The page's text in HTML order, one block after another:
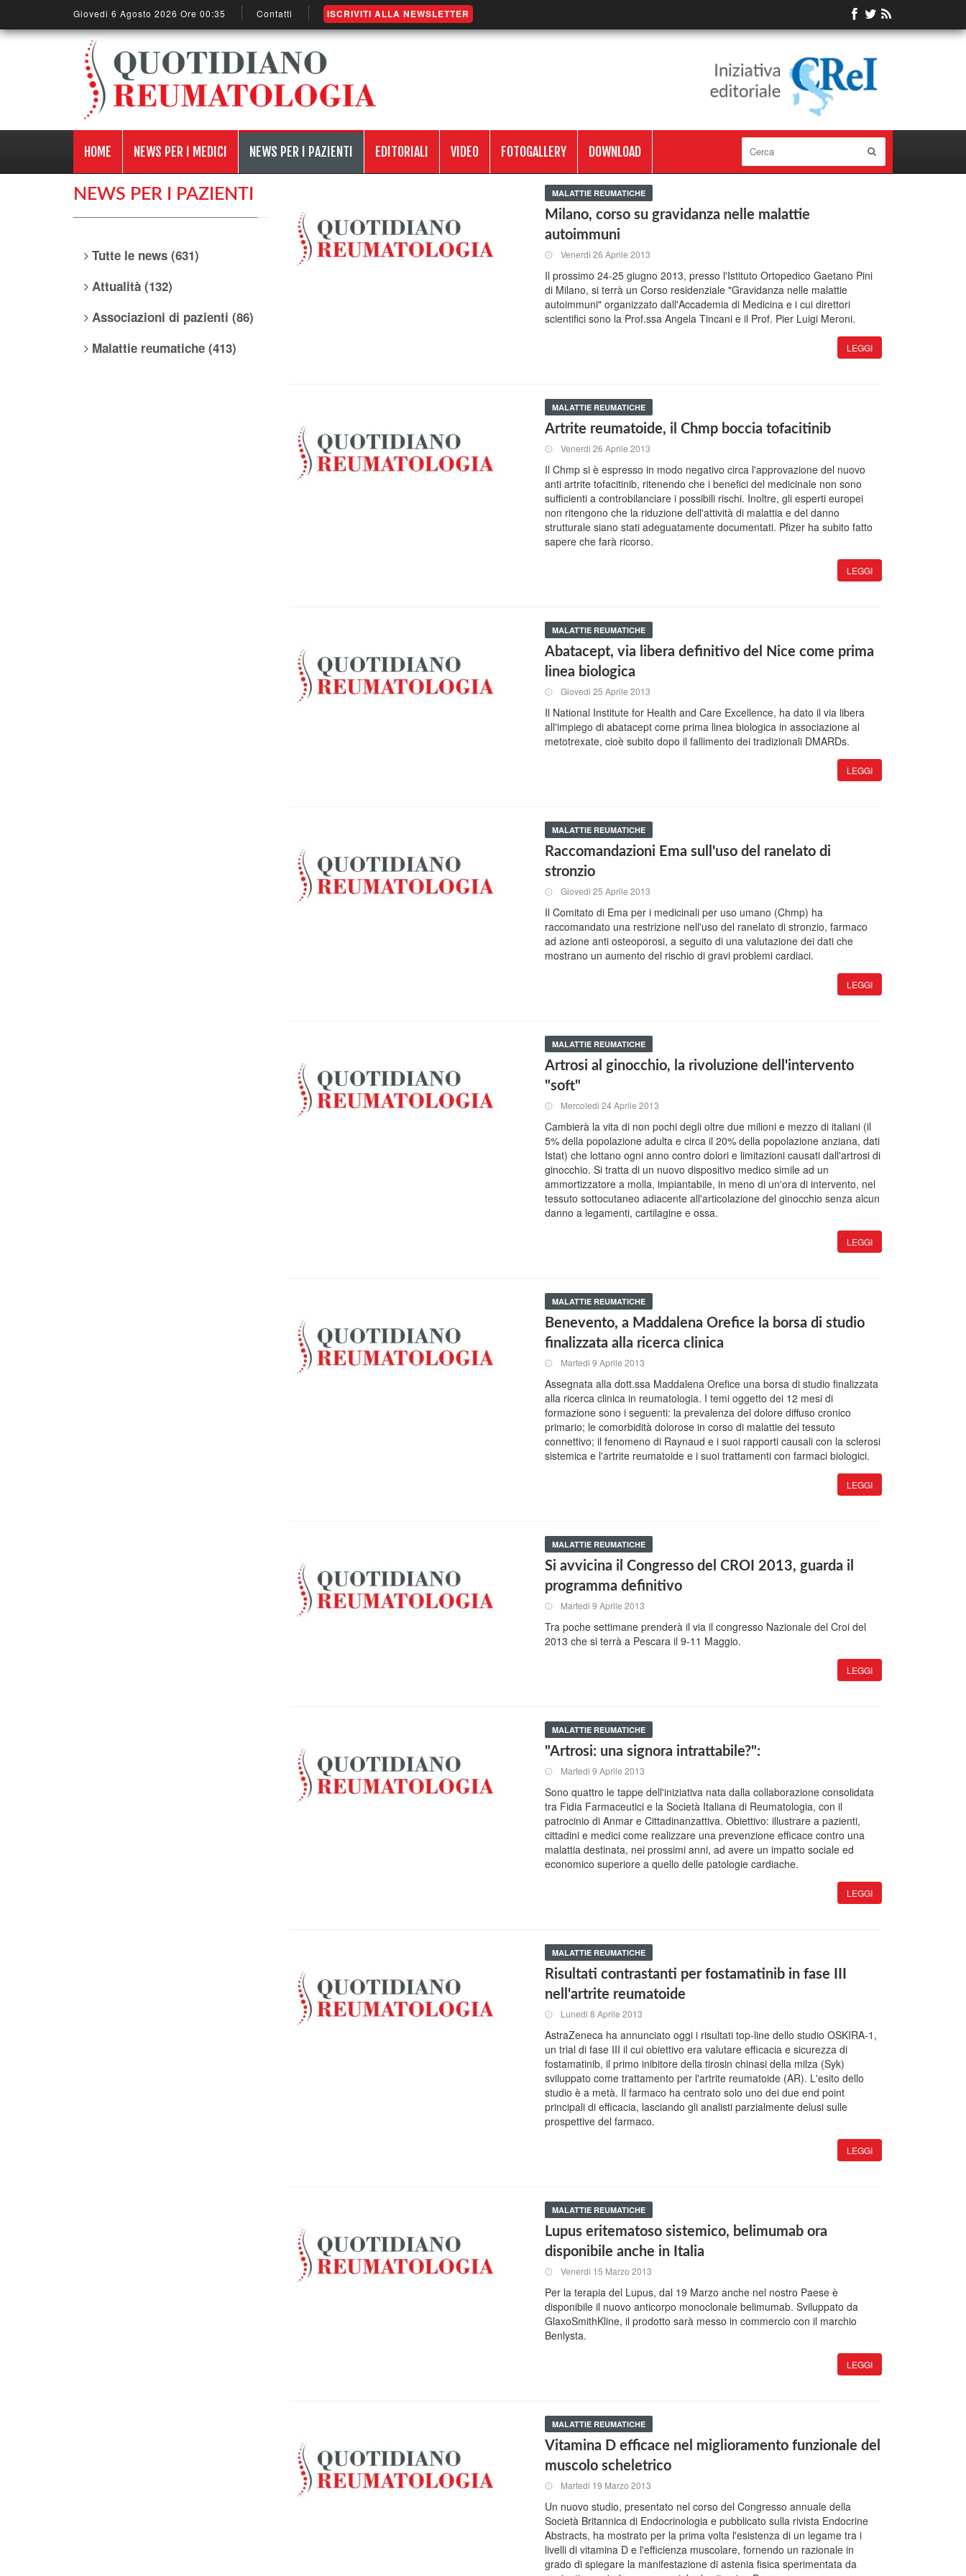
Giovedi 6 Agosto 2026 Ore 00:35 Contatti ISCRIVITI ALLA NEWSLETTER
HOME NEWS PER I MEDICI NEWS PER I PAZIENTI EDITORIALI VIDEO FOTOGALLERY DOWNLOAD
NEWS PER I PAZIENTI
Tutte le news (631)
Attualità (132)
Associazioni di pazienti (86)
Malattie reumatiche (413)
MALATTIE REUMATICHE
Milano, corso su gravidanza nelle malattie
autoimmuni
Venerdi 26 Aprile 2013
Il prossimo 24-25 giugno 2013, presso l'Istituto Ortopedico Gaetano Pini
di Milano, si terrà un Corso residenziale "Gravidanza nelle malattie
autoimmuni" organizzato dall'Accademia di Medicina e i cui direttori
scientifici sono la Prof.ssa Angela Tincani e il Prof. Pier Luigi Meroni.
LEGGI
MALATTIE REUMATICHE
Artrite reumatoide, il Chmp boccia tofacitinib
Venerdi 26 Aprile 2013
Il Chmp si è espresso in modo negativo circa l'approvazione del nuovo
anti artrite tofacitinib, ritenendo che i benefici del medicinale non sono
sufficienti a controbilanciare i possibili rischi. Inoltre, gli esperti europei
non ritengono che la riduzione dell'attività di malattia e del danno
strutturale siano stati adeguatamente documentati. Pfizer ha subito fatto
sapere che farà ricorso.
LEGGI
MALATTIE REUMATICHE
Abatacept, via libera definitivo del Nice come prima
linea biologica
Giovedi 25 Aprile 2013
Il National Institute for Health and Care Excellence, ha dato il via libera
all'impiego di abatacept come prima linea biologica in associazione al
metotrexate, cioè subito dopo il fallimento dei tradizionali DMARDs.
LEGGI
MALATTIE REUMATICHE
Raccomandazioni Ema sull'uso del ranelato di
stronzio
Giovedi 25 Aprile 2013
Il Comitato di Ema per i medicinali per uso umano (Chmp) ha
raccomandato una restrizione nell'uso del ranelato di stronzio, farmaco
ad azione anti osteoporosi, a seguito di una valutazione dei dati che
mostrano un aumento del rischio di gravi problemi cardiaci.
LEGGI
MALATTIE REUMATICHE
Artrosi al ginocchio, la rivoluzione dell'intervento
"soft"
Mercoledi 24 Aprile 2013
Cambierà la vita di non pochi degli oltre due milioni e mezzo di italiani (il
5% della popolazione adulta e circa il 20% della popolazione anziana, dati
Istat) che lottano ogni anno contro dolori e limitazioni causati dall'artrosi di
ginocchio. Si tratta di un nuovo dispositivo medico simile ad un
ammortizzatore a molla, impiantabile, in meno di un'ora di intervento, nel
tessuto sottocutaneo adiacente all'articolazione del ginocchio senza alcun
danno a legamenti, cartilagine e ossa.
LEGGI
MALATTIE REUMATICHE
Benevento, a Maddalena Orefice la borsa di studio
finalizzata alla ricerca clinica
Martedi 9 Aprile 2013
Assegnata alla dott.ssa Maddalena Orefice una borsa di studio finalizzata
alla ricerca clinica in reumatologia. I temi oggetto dei 12 mesi di
formazione sono i seguenti: la prevalenza del dolore diffuso cronico
primario; le comorbidità dolorose in corso di malattie del tessuto
connettivo; il fenomeno di Raynaud e i suoi rapporti causali con la sclerosi
sistemica e l'artrite reumatoide e i suoi trattamenti con farmaci biologici.
LEGGI
MALATTIE REUMATICHE
Si avvicina il Congresso del CROI 2013, guarda il
programma definitivo
Martedi 9 Aprile 2013
Tra poche settimane prenderà il via il congresso Nazionale del Croi del
2013 che si terrà a Pescara il 9-11 Maggio.
LEGGI
MALATTIE REUMATICHE
"Artrosi: una signora intrattabile?":
Martedi 9 Aprile 2013
Sono quattro le tappe dell'iniziativa nata dalla collaborazione consolidata
tra Fidia Farmaceutici e la Società Italiana di Reumatologia, con il
patrocinio di Anmar e Cittadinanzattiva. Obiettivo: illustrare a pazienti,
cittadini e medici come realizzare una prevenzione efficace contro una
malattia destinata, nei prossimi anni, ad avere un impatto sociale ed
economico superiore a quello delle patologie cardiache.
LEGGI
MALATTIE REUMATICHE
Risultati contrastanti per fostamatinib in fase III
nell'artrite reumatoide
Lunedi 8 Aprile 2013
AstraZeneca ha annunciato oggi i risultati top-line dello studio OSKIRA-1,
un trial di fase III il cui obiettivo era valutare efficacia e sicurezza di
fostamatinib, il primo inibitore della tirosin chinasi della milza (Syk)
sviluppato come trattamento per l'artrite reumatoide (AR). L'esito dello
studio è a metà. Il farmaco ha centrato solo uno dei due end point
principali di efficacia, lasciando gli analisti parzialmente delusi sulle
prospettive del farmaco.
LEGGI
MALATTIE REUMATICHE
Lupus eritematoso sistemico, belimumab ora
disponibile anche in Italia
Venerdi 15 Marzo 2013
Per la terapia del Lupus, dal 19 Marzo anche nel nostro Paese è
disponibile il nuovo anticorpo monoclonale belimumab. Sviluppato da
GlaxoSmithKline, il prodotto sarà messo in commercio con il marchio
Benlysta.
LEGGI
MALATTIE REUMATICHE
Vitamina D efficace nel miglioramento funzionale del
muscolo scheletrico
Martedi 19 Marzo 2013
Un nuovo studio, presentato nel corso del Congresso annuale della
Società Britannica di Endocrinologia e pubblicato sulla rivista Endocrine
Abstracts, ha mostrato per la prima volta l'esistenza di un legame tra i
livelli di vitamina D e l'efficienza muscolare, fornendo un razionale in
grado di spiegare la manifestazione di astenia fisica sperimentata da